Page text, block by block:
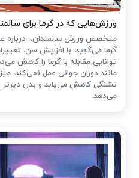
ورزش‌هایی که در گرما برای
متخصص ورزش سالمندان، درباره
گرما می‌گوید: با افزایش سن،
توانایی مقابله با گرما را کاهش
مانند دوران جوانی عمل نمی‌کند،
تشنگی کاهش می‌یابد و بدن
می‌دهد.